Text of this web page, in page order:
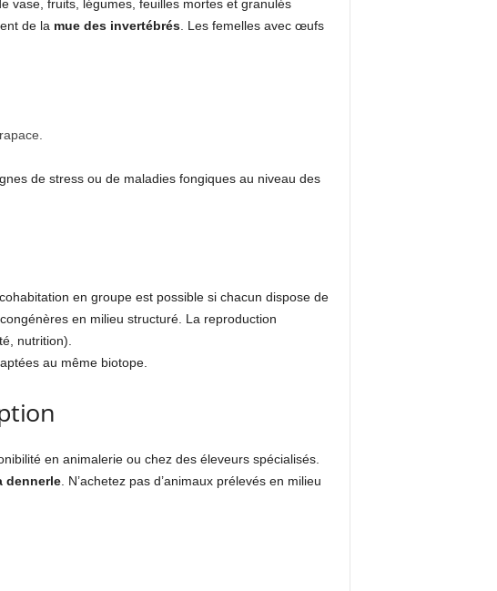
vase, fruits, légumes, feuilles mortes et granulés
de la mue des invertébrés. Les femelles avec œufs
de stress ou de maladies fongiques au niveau des
en groupe est possible si chacun dispose de
en milieu structuré. La reproduction
nutrition).
au même biotope.
en animalerie ou chez des éleveurs spécialisés.
dennerle. N’achetez pas d’animaux prélevés en milieu